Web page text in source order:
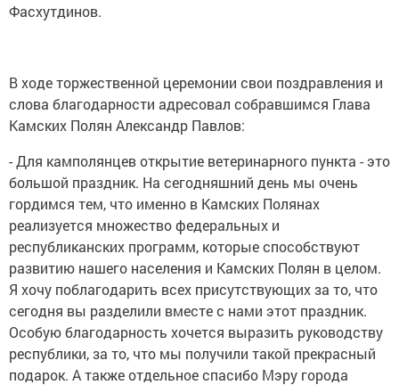
Фасхутдинов.
В ходе торжественной церемонии свои поздравления и
слова благодарности адресовал собравшимся Глава
Камских Полян Александр Павлов:
- Для камполянцев открытие ветеринарного пункта - это
большой праздник. На сегодняшний день мы очень
гордимся тем, что именно в Камских Полянах
реализуется множество федеральных и
республиканских программ, которые способствуют
развитию нашего населения и Камских Полян в целом.
Я хочу поблагодарить всех присутствующих за то, что
сегодня вы разделили вместе с нами этот праздник.
Особую благодарность хочется выразить руководству
республики, за то, что мы получили такой прекрасный
подарок. А также отдельное спасибо Мэру города